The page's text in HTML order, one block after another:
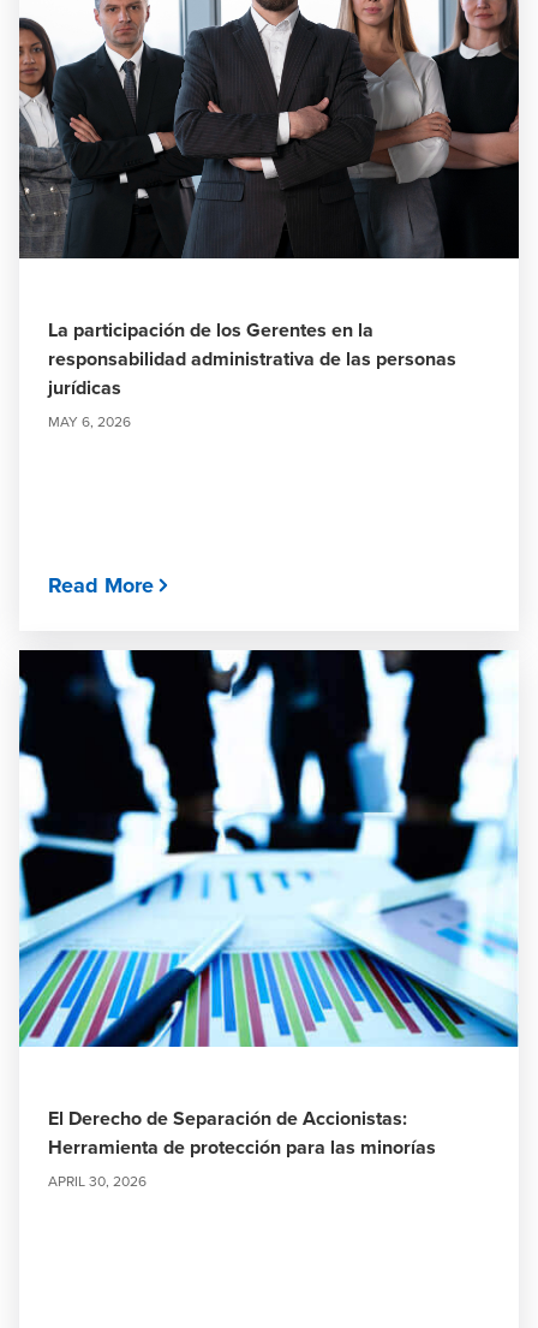
La participación de los Gerentes en la
responsabilidad administrativa de las personas
jurídicas
MAY 6, 2026
Read More
El Derecho de Separación de Accionistas:
Herramienta de protección para las minorías
APRIL 30, 2026